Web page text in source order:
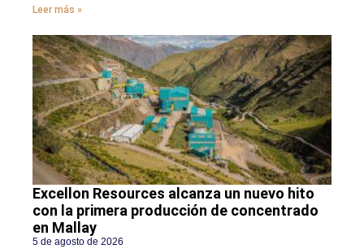
Leer más »
Excellon Resources alcanza un nuevo hito
con la primera producción de concentrado
en Mallay
5 de agosto de 2026